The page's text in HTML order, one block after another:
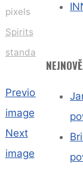
pixels
Spirits
standard
Previous
image
Next
image